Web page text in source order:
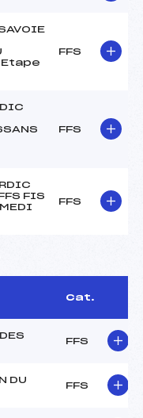
Etape
FFS
FFS
FIS
FFS
Cat.
FFS
DU
FFS